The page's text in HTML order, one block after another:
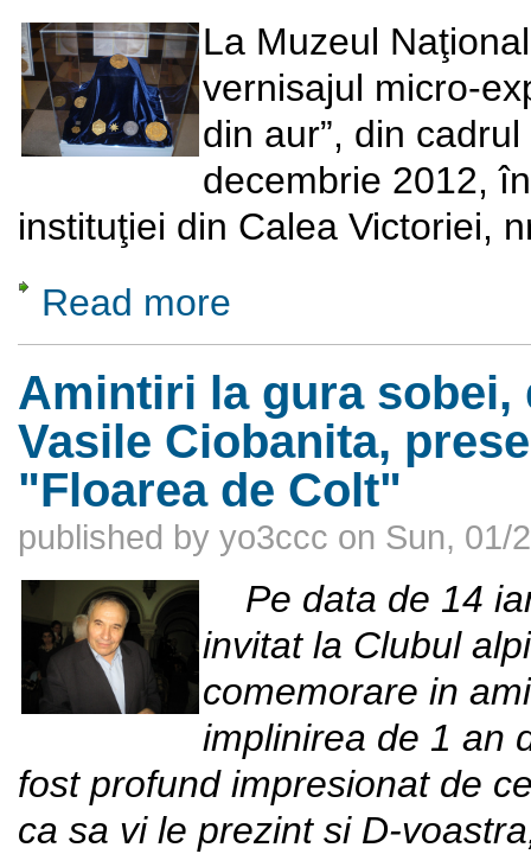
La Muzeul
vernisajul micro-
din aur”, din
decembrie 2012,
instituţiei din Calea Victoriei,
Read more
Amintiri la gura
Vasile Ciobanita,
"Floarea de Colt"
published by yo3ccc on Sun, 01/
Pe data de 14
invitat la Clubul
comemorare in
implinirea de 1 an
fost profund impresionat de
ca sa vi le prezint si D-